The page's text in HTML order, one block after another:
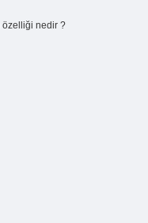
özelliği nedir ?